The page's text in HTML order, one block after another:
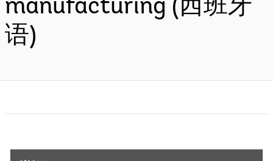
manufacturing (西班牙
语)